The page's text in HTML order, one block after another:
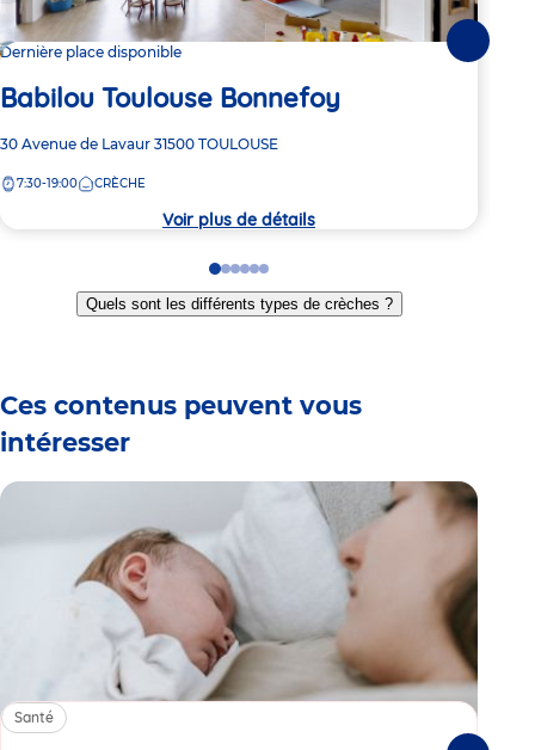
Dernière place disponible
Babilou Toulouse Bonnefoy
Adresse
la
30 Avenue de Lavaur 31500 TOULOUSE
7:30-19:00 CRÈCHE
Voir plus de détails
Go
to
slide
Go
to
slide
Go
to
slide
Go
to
slide
Go
to
slide
Go
to
slide
Quels sont les différents types de crèches ?
Ces contenus peuvent vous
intéresser
Santé